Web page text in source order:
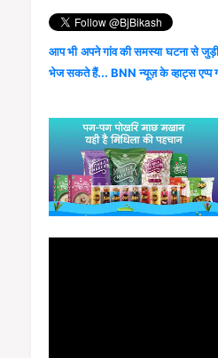
आप भी अपने गांव की समस्या घटना से
भेज सकते हैं... BNN न्यूज़ के व्हाट्स